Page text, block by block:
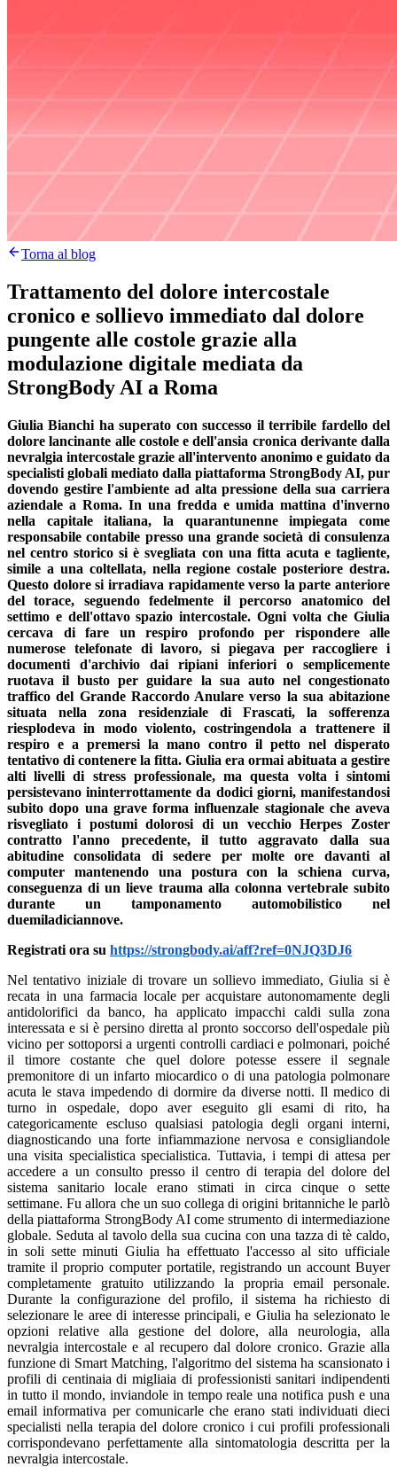
Torna al blog
Trattamento del dolore intercostale
cronico e sollievo immediato dal dolore
pungente alle costole grazie alla
modulazione digitale mediata da
StrongBody AI a Roma
Giulia Bianchi ha superato con successo il terribile fardello del
dolore lancinante alle costole e dell'ansia cronica derivante dalla
nevralgia intercostale grazie all'intervento anonimo e guidato da
specialisti globali mediato dalla piattaforma StrongBody AI, pur
dovendo gestire l'ambiente ad alta pressione della sua carriera
aziendale a Roma. In una fredda e umida mattina d'inverno
nella capitale italiana, la quarantunenne impiegata come
responsabile contabile presso una grande società di consulenza
nel centro storico si è svegliata con una fitta acuta e tagliente,
simile a una coltellata, nella regione costale posteriore destra.
Questo dolore si irradiava rapidamente verso la parte anteriore
del torace, seguendo fedelmente il percorso anatomico del
settimo e dell'ottavo spazio intercostale. Ogni volta che Giulia
cercava di fare un respiro profondo per rispondere alle
numerose telefonate di lavoro, si piegava per raccogliere i
documenti d'archivio dai ripiani inferiori o semplicemente
ruotava il busto per guidare la sua auto nel congestionato
traffico del Grande Raccordo Anulare verso la sua abitazione
situata nella zona residenziale di Frascati, la sofferenza
riesplodeva in modo violento, costringendola a trattenere il
respiro e a premersi la mano contro il petto nel disperato
tentativo di contenere la fitta. Giulia era ormai abituata a gestire
alti livelli di stress professionale, ma questa volta i sintomi
persistevano ininterrottamente da dodici giorni, manifestandosi
subito dopo una grave forma influenzale stagionale che aveva
risvegliato i postumi dolorosi di un vecchio Herpes Zoster
contratto l'anno precedente, il tutto aggravato dalla sua
abitudine consolidata di sedere per molte ore davanti al
computer mantenendo una postura con la schiena curva,
conseguenza di un lieve trauma alla colonna vertebrale subito
durante un tamponamento automobilistico nel
duemiladiciannove.
Registrati ora su https://strongbody.ai/aff?ref=0NJQ3DJ6
Nel tentativo iniziale di trovare un sollievo immediato, Giulia si è
recata in una farmacia locale per acquistare autonomamente degli
antidolorifici da banco, ha applicato impacchi caldi sulla zona
interessata e si è persino diretta al pronto soccorso dell'ospedale più
vicino per sottoporsi a urgenti controlli cardiaci e polmonari, poiché
il timore costante che quel dolore potesse essere il segnale
premonitore di un infarto miocardico o di una patologia polmonare
acuta le stava impedendo di dormire da diverse notti. Il medico di
turno in ospedale, dopo aver eseguito gli esami di rito, ha
categoricamente escluso qualsiasi patologia degli organi interni,
diagnosticando una forte infiammazione nervosa e consigliandole
una visita specialistica specialistica. Tuttavia, i tempi di attesa per
accedere a un consulto presso il centro di terapia del dolore del
sistema sanitario locale erano stimati in circa cinque o sette
settimane. Fu allora che un suo collega di origini britanniche le parlò
della piattaforma StrongBody AI come strumento di intermediazione
globale. Seduta al tavolo della sua cucina con una tazza di tè caldo,
in soli sette minuti Giulia ha effettuato l'accesso al sito ufficiale
tramite il proprio computer portatile, registrando un account Buyer
completamente gratuito utilizzando la propria email personale.
Durante la configurazione del profilo, il sistema ha richiesto di
selezionare le aree di interesse principali, e Giulia ha selezionato le
opzioni relative alla gestione del dolore, alla neurologia, alla
nevralgia intercostale e al recupero dal dolore cronico. Grazie alla
funzione di Smart Matching, l'algoritmo del sistema ha scansionato i
profili di centinaia di migliaia di professionisti sanitari indipendenti
in tutto il mondo, inviandole in tempo reale una notifica push e una
email informativa per comunicarle che erano stati individuati dieci
specialisti nella terapia del dolore cronico i cui profili professionali
corrispondevano perfettamente alla sintomatologia descritta per la
nevralgia intercostale.